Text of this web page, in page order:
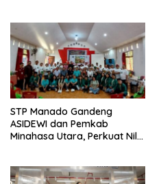
‎STP Manado Gandeng
ASIDEWI dan Pemkab
Minahasa Utara, Perkuat Nilai